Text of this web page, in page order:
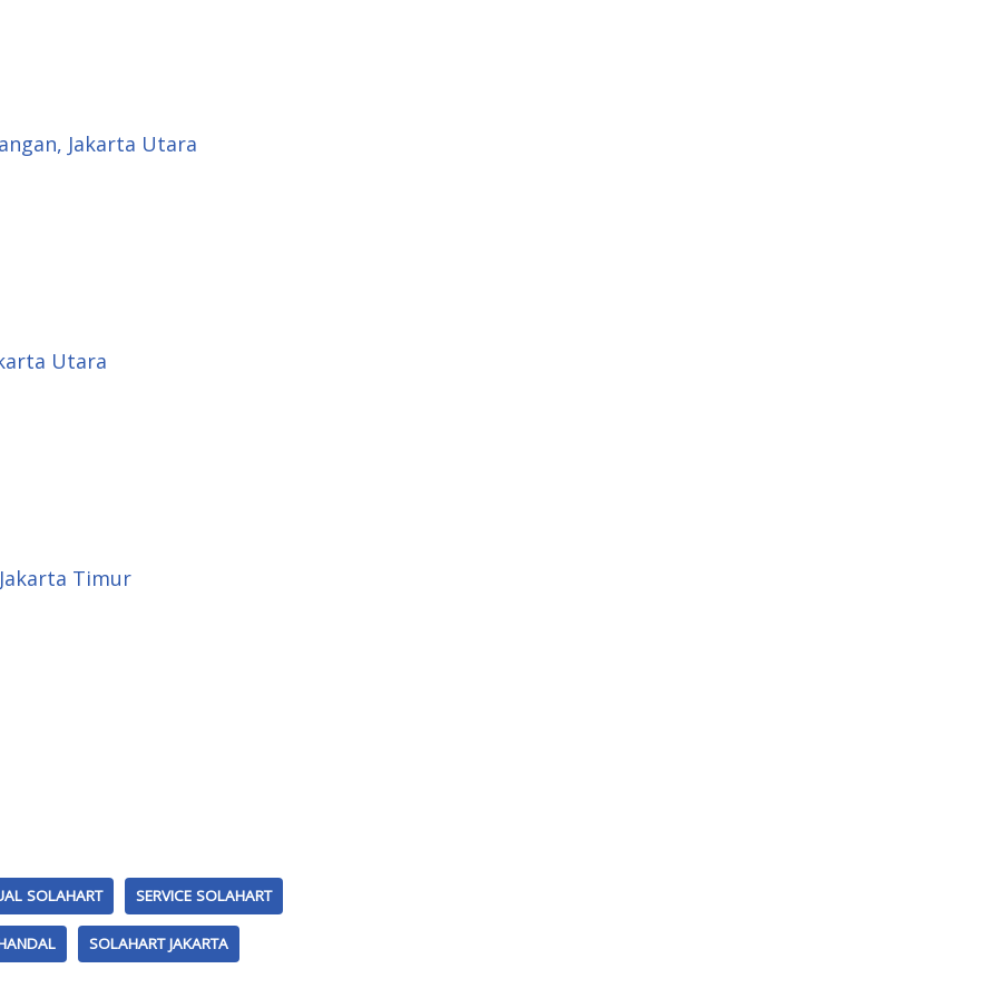
Jakarta Utara
Utara
Timur
SOLAHART SERVICE SOLAHART
SOLAHART JAKARTA